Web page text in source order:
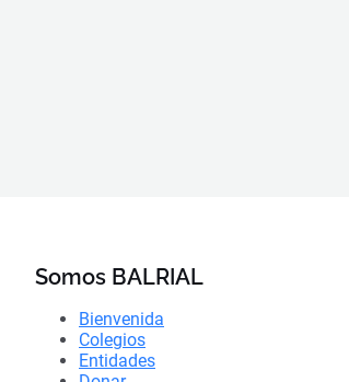
Somos BALRIAL
Bienvenida
Colegios
Entidades